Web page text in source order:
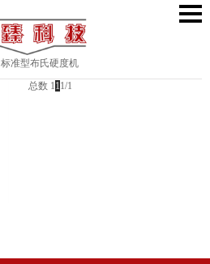
标准型布氏硬度机
总数 1 1 1/1